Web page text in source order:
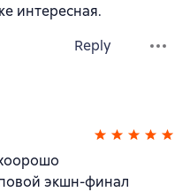
интересная.
Reply
экшн-финал